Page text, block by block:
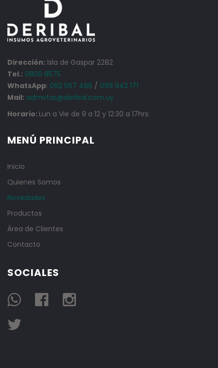
Dirección: Isla de Gaspar 2282
Tel.: 0800 8575
WhatsApp: 092 567 486 / 099 942 171
Mail: admvtas@deribal.com.uy
Horario: Lun a Vie de 9 a 12 y 12:30 a 17hrs.
MENÚ PRINCIPAL
Inicio
Quienes Somos
Novedades
Productos
Área de Clientes
Contacto
SOCIALES